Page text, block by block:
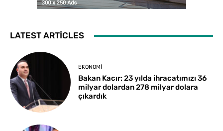
LATEST ARTICLES
EKONOMI
Bakan Kacır: 23 yılda ihracatımızı 36
milyar dolardan 278 milyar dolara
çıkardık